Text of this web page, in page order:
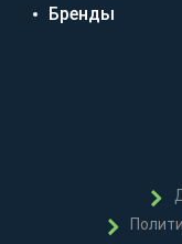
Бренды